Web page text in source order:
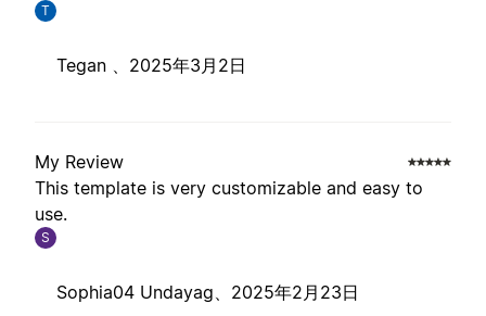
T
Tegan 、 2025年3月2日
My Review
This template is very customizable and easy to
use.
S
Sophia04 Undayag、 2025年2月23日